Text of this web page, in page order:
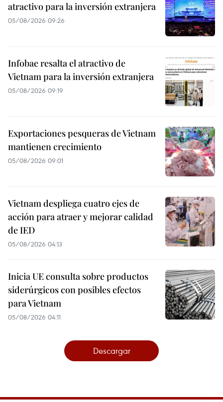
atractivo para la inversión extranjera
05/08/2026 09:26
Infobae resalta el atractivo de
Vietnam para la inversión extranjera
05/08/2026 09:19
Exportaciones pesqueras de Vietnam
mantienen crecimiento
05/08/2026 09:01
Vietnam despliega cuatro ejes de
acción para atraer y mejorar calidad
de IED
05/08/2026 04:13
Inicia UE consulta sobre productos
siderúrgicos con posibles efectos
para Vietnam
05/08/2026 04:11
Descargar